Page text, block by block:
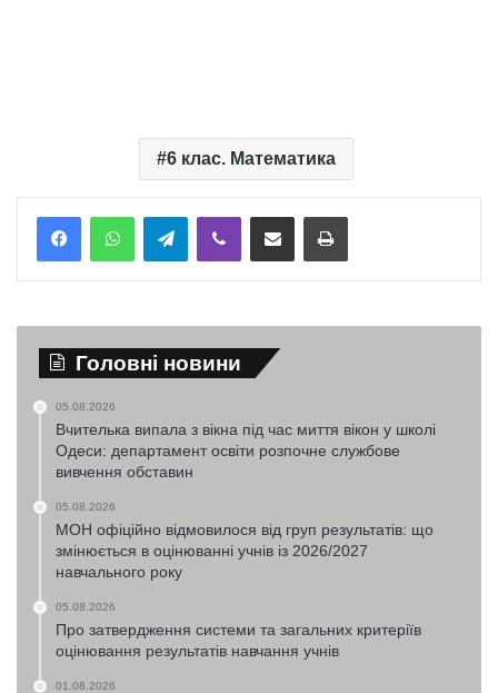
6 клас. Математика
TelegramViber Надіслати електронною поштоюНадрукувати
Головні новини
05.08.2026
Вчителька випала з вікна під час миття вікон у школі
Одеси: департамент освіти розпочне службове
вивчення обставин
05.08.2026
МОН офіційно відмовилося від груп результатів: що
змінюється в оцінюванні учнів із 2026/2027
навчального року
05.08.2026
Про затвердження системи та загальних критеріїв
оцінювання результатів навчання учнів
01.08.2026